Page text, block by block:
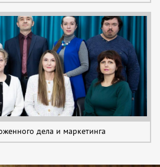
дела и маркетинга